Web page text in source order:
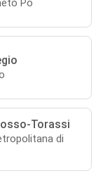
Torassi
di